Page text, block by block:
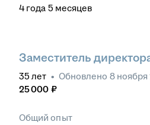
4 года 5 месяцев
Заместитель
35 лет • Обновлено 8 ноября
25 000 ₽
Общий опыт